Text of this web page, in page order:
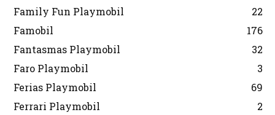
Family Fun Playmobil
22
Famobil
176
Fantasmas Playmobil
32
Faro Playmobil
3
Ferias Playmobil
69
Ferrari Playmobil
2